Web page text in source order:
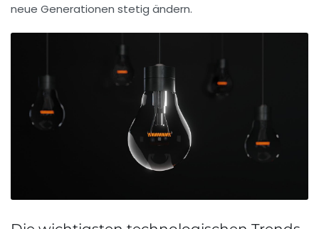
neue Generationen stetig ändern.